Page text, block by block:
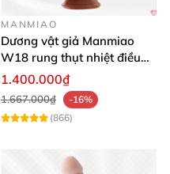
MANMIAO
Dương vật giả Manmiao
W18 rung thụt nhiệt điều
khiển từ xa
1.400.000₫
1.667.000₫
-16%
(866)